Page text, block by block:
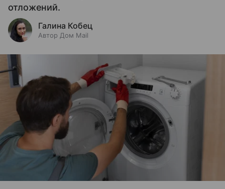
отложений.
Галина Кобец
Автор Дом Mail